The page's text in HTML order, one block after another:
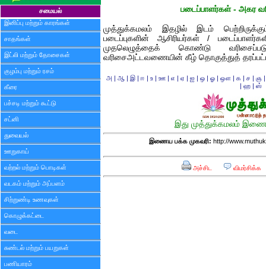
சமையல்
இனிப்பு மற்றும் காரங்கள்
சாதங்கள்
இட்லி மற்றும் தோசைகள்
குழம்பு மற்றும் ரசம்
கீரை
பச்சடி மற்றும் கூட்டு
சட்னி
துவையல்
ஊறுகாய்
வற்றல் மற்றும் பொடிகள்
வடகம் மற்றும் அப்பளம்
சிற்றுண்டி உணவுகள்
கொழுக்கட்டை
வடை
சுண்டல் மற்றும் பயறுகள்
பணியாரம்
படைப்பாளர்கள் - அகர
முத்துக்கமலம் இதழில் இடம்
படைப்புகளின் ஆசிரியர்கள் /
முதலெழுத்தைக் கொண்டு
வரிசைஅட்டவணையின் கீழ் தொகுத்துத்
அ | ஆ | இ| ஈ | உ| ஊ| எ | ஏ | ஐ| ஒ| ஓ| ஔ| க | ச | ஞ
| ஹ | ஸ்
இது முத்துக்கமலம்
இணைய பக்க முகவரி: http://
அச்சிட விமர்சிக்க